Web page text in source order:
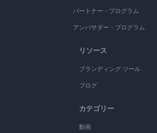
パートナー・プログラム
アンバサダー・プログラム
リソース
ブランディング ツール
ブログ
カテゴリー
動画